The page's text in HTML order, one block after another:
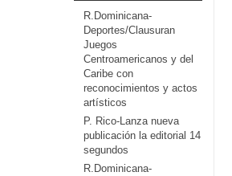
R.Dominicana-
Deportes/Clausuran
Juegos
Centroamericanos y del
Caribe con
reconocimientos y actos
artísticos
P. Rico-Lanza nueva
publicación la editorial 14
segundos
R.Dominicana-